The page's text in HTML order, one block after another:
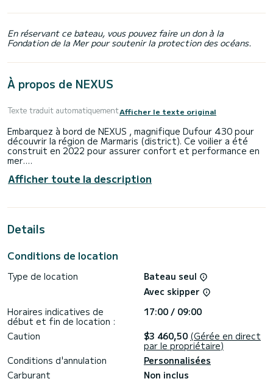
En réservant ce bateau, vous pouvez faire un don à la
Fondation de la Mer pour soutenir la protection des océans.
À propos de NEXUS
Texte traduit automatiquementAfficher le texte original
Embarquez à bord de NEXUS , magnifique Dufour 430 pour
découvrir la région de Marmaris (district). Ce voilier a été
construit en 2022 pour assurer confort et performance en
mer.
Le voilier fait 13 mètres de longueur pour une puissance de
59 chevaux. Les 3 cabines permettent d'accueillir 6
équipements suivants : Pilote automatique, Haut-parleurs
N'hésitez pas à nous contacter pour toute demande devis,
vous serez accompagné par un expert SamBoat dans votre
Afficher toute la description
Details
Conditions de location
Type de location
Bateau seul
Avec skipper
Horaires indicatives de
début et fin de location :
17:00 / 09:00
Caution
$3 460,50 (Gérée en direct
par le propriétaire)
Conditions d'annulation
Personnalisées
Carburant
Non inclus